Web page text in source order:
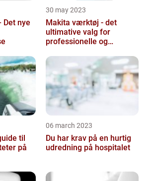
Det nye
30 may 2023
Makita værktøj - det
ultimative valg for
professionelle og
selv'ere
til
på
06 march 2023
Du har krav på en hurtig
udredning på hospitalet